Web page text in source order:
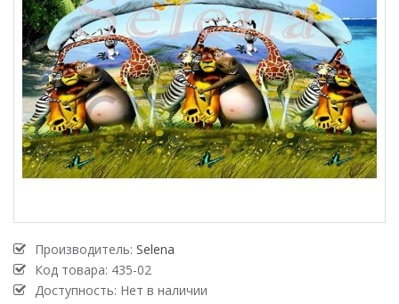
Производитель: Selena
Код товара: 435-02
Доступность: Нет в наличии